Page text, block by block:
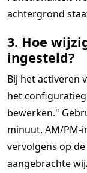
achtergrond
3. Hoe
ingesteld?
Bij het activeren
het
bewerken."
minuut, AM/PM-
vervolgens op de
aangebrachte